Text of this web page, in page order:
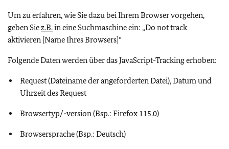
Um zu erfahren, wie Sie dazu bei Ihrem Browser vorgehen,
geben Siez.B.in eine Suchmaschine ein: „Do not track
aktivieren [Name Ihres Browsers]“
Folgende Daten werden über das JavaScript-Tracking erhoben:
Request (Dateiname der angeforderten Datei), Datum und
Uhrzeit des Request
Browsertyp/-version (Bsp.: Firefox 115.0)
Browsersprache (Bsp.: Deutsch)